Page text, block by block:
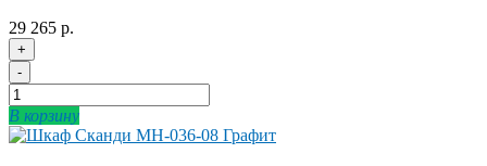
29 265 р.
+
-
В корзину